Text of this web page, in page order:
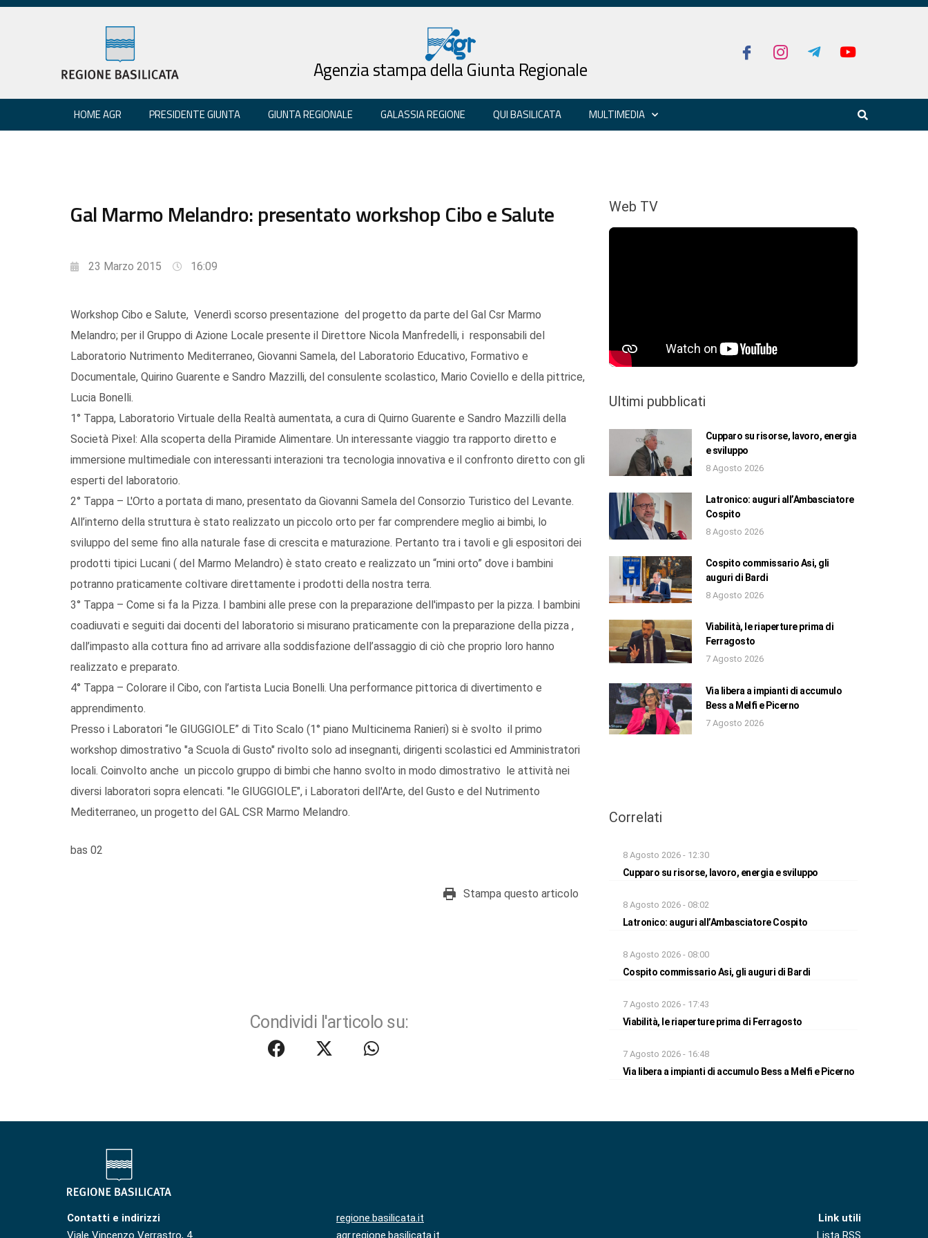
Agenzia stampa della Giunta Regionale
HOME AGR PRESIDENTE GIUNTA GIUNTA REGIONALE GALASSIA REGIONE QUI BASILICATA MULTIMEDIA
Gal Marmo Melandro: presentato workshop Cibo e Salute
23 Marzo 2015 16:09
Workshop Cibo e Salute, Venerdì scorso presentazione del progetto da parte del Gal Csr Marmo
Melandro; per il Gruppo di Azione Locale presente il Direttore Nicola Manfredelli, i responsabili del
Laboratorio Nutrimento Mediterraneo, Giovanni Samela, del Laboratorio Educativo, Formativo e
Documentale, Quirino Guarente e Sandro Mazzilli, del consulente scolastico, Mario Coviello e della pittrice,
Lucia Bonelli.
1° Tappa, Laboratorio Virtuale della Realtà aumentata, a cura di Quirno Guarente e Sandro Mazzilli della
Società Pixel: Alla scoperta della Piramide Alimentare. Un interessante viaggio tra rapporto diretto e
immersione multimediale con interessanti interazioni tra tecnologia innovativa e il confronto diretto con gli
esperti del laboratorio.
2° Tappa – L'Orto a portata di mano, presentato da Giovanni Samela del Consorzio Turistico del Levante.
All’interno della struttura è stato realizzato un piccolo orto per far comprendere meglio ai bimbi, lo
sviluppo del seme fino alla naturale fase di crescita e maturazione. Pertanto tra i tavoli e gli espositori dei
prodotti tipici Lucani ( del Marmo Melandro) è stato creato e realizzato un “mini orto” dove i bambini
potranno praticamente coltivare direttamente i prodotti della nostra terra.
3° Tappa – Come si fa la Pizza. I bambini alle prese con la preparazione dell'impasto per la pizza. I bambini
coadiuvati e seguiti dai docenti del laboratorio si misurano praticamente con la preparazione della pizza ,
dall’impasto alla cottura fino ad arrivare alla soddisfazione dell’assaggio di ciò che proprio loro hanno
realizzato e preparato.
4° Tappa – Colorare il Cibo, con l’artista Lucia Bonelli. Una performance pittorica di divertimento e
apprendimento.
Presso i Laboratori “le GIUGGIOLE” di Tito Scalo (1° piano Multicinema Ranieri) si è svolto il primo
workshop dimostrativo "a Scuola di Gusto" rivolto solo ad insegnanti, dirigenti scolastici ed Amministratori
locali. Coinvolto anche un piccolo gruppo di bimbi che hanno svolto in modo dimostrativo le attività nei
diversi laboratori sopra elencati. "le GIUGGIOLE", i Laboratori dell'Arte, del Gusto e del Nutrimento
Mediterraneo, un progetto del GAL CSR Marmo Melandro.
bas 02
Stampa questo articolo
Condividi l'articolo su:
Web TV
Ultimi pubblicati
Cupparo su risorse, lavoro, energia
e sviluppo
8 Agosto 2026
Latronico: auguri all’Ambasciatore
Cospito
8 Agosto 2026
Cospito commissario Asi, gli
auguri di Bardi
8 Agosto 2026
Viabilità, le riaperture prima di
Ferragosto
7 Agosto 2026
Via libera a impianti di accumulo
Bess a Melfi e Picerno
7 Agosto 2026
Correlati
8 Agosto 2026 - 12:30
Cupparo su risorse, lavoro, energia e sviluppo
8 Agosto 2026 - 08:02
Latronico: auguri all’Ambasciatore Cospito
8 Agosto 2026 - 08:00
Cospito commissario Asi, gli auguri di Bardi
7 Agosto 2026 - 17:43
Viabilità, le riaperture prima di Ferragosto
7 Agosto 2026 - 16:48
Via libera a impianti di accumulo Bess a Melfi e Picerno
Contatti e indirizzi
Viale Vincenzo Verrastro, 4
regione.basilicata.it
agr.regione.basilicata.it
Link utili
Lista RSS